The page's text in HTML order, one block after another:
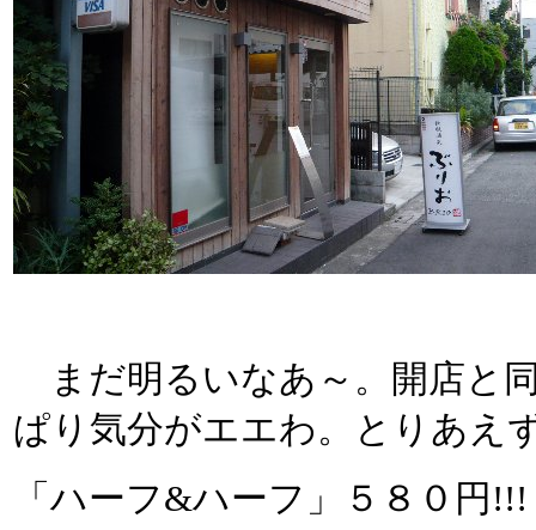
まだ明るいなあ～。開店と
ぱり気分がエエわ。とりあえ
「ハーフ&ハーフ」５８０